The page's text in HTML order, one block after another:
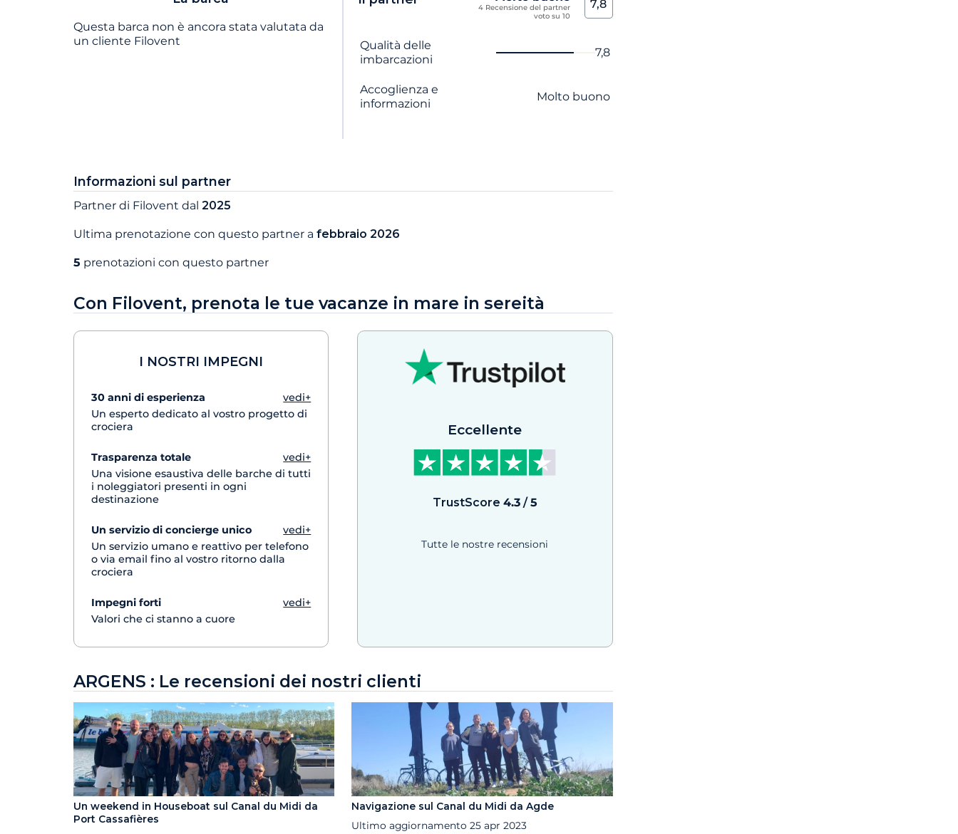
Questa barca non è ancora stata valutata da
un cliente Filovent
4 Recensione del partner
voto su 10
7,8
Nome del criterio
Qualità delle
imbarcazioni
7,8
Accoglienza e
informazioni
Molto buono
Informazioni sul partner
Partner di Filovent dal 2025
Ultima prenotazione con questo partner a febbraio 2026
5 prenotazioni con questo partner
Con Filovent, prenota le tue vacanze in mare in sereità
I NOSTRI IMPEGNI
30 anni di esperienza
vedi+
Un esperto dedicato al vostro progetto di
crociera
Trasparenza totale
vedi+
Una visione esaustiva delle barche di tutti
i noleggiatori presenti in ogni
destinazione
Un servizio di concierge unico
vedi+
Un servizio umano e reattivo per telefono
o via email fino al vostro ritorno dalla
crociera
Impegni forti
vedi+
Valori che ci stanno a cuore
Eccellente
TrustScore 4.3/ 5
Tutte le nostre recensioni
ARGENS : Le recensioni dei nostri clienti
Un weekend in Houseboat sul Canal du Midi da
Port Cassafières
Navigazione sul Canal du Midi da Agde
Ultimo aggiornamento25 apr 2023